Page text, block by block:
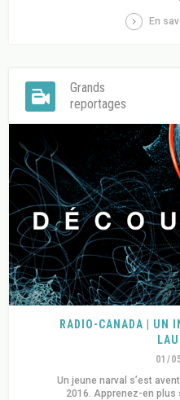
En
Grands
reportages
RADIO-CANADA | UN
01/
Un jeune narval s’est
2016. Apprenez-en plus